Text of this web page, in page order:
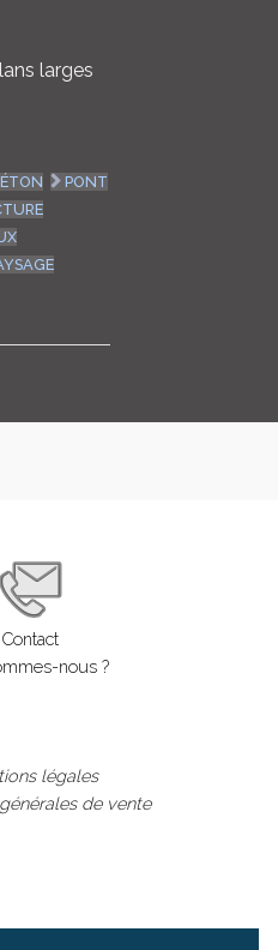
larges
PONT
Contact
nous ?
légales
de vente